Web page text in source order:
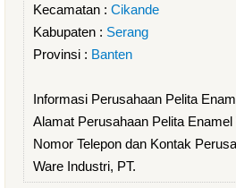
Kecamatan : Cikande
Kabupaten : Serang
Provinsi : Banten
Informasi Perusahaan Pelita
Alamat Perusahaan Pelita
Nomor Telepon dan Kontak
Ware Industri, PT.